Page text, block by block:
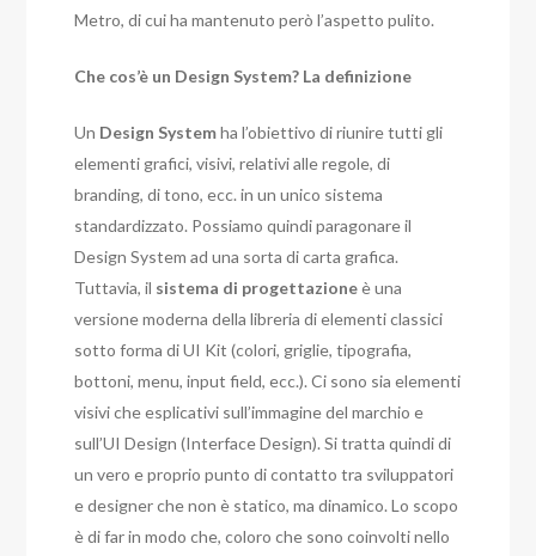
Metro, di cui ha mantenuto però l’aspetto pulito.
Che cos’è un Design System? La definizione
Un Design Systemha l’obiettivo di riunire tutti gli
elementi grafici, visivi, relativi alle regole, di
branding, di tono, ecc. in un unico sistema
standardizzato. Possiamo quindi paragonare il
Design System ad una sorta di carta grafica.
Tuttavia, il sistema di progettazioneè una
versione moderna della libreria di elementi classici
sotto forma di UI Kit (colori, griglie, tipografia,
bottoni, menu, input field, ecc.). Ci sono sia elementi
visivi che esplicativi sull’immagine del marchio e
sull’UI Design (Interface Design). Si tratta quindi di
un vero e proprio punto di contatto tra sviluppatori
e designer che non è statico, ma dinamico. Lo scopo
è di far in modo che, coloro che sono coinvolti nello